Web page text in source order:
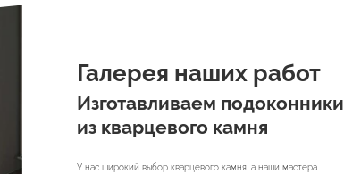
Галерея наших работ
Изготавливаем подоконники
из кварцевого камня
У нас широкий выбор кварцевого камня, а наши мастера